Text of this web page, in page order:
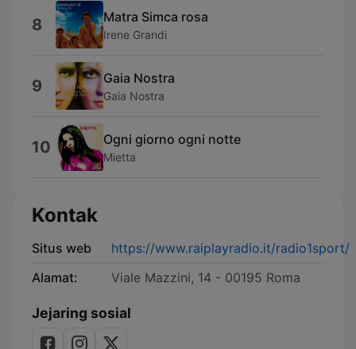
8 Matra Simca rosa
Irene Grandi
9 Gaia Nostra
Gaia Nostra
10 Ogni giorno ogni notte
Mietta
Kontak
Situs web
https://www.raiplayradio.it/radio1sport/
Alamat:
Viale Mazzini, 14 - 00195 Roma
Jejaring sosial